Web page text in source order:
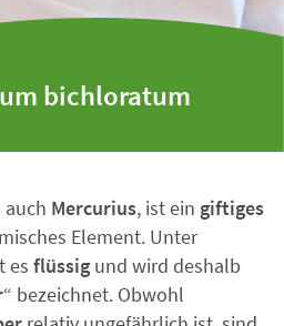
bichloratum
auch Mercurius, ist ein giftiges
Element. Unter
es flüssigund wird deshalb
“ bezeichnet. Obwohl